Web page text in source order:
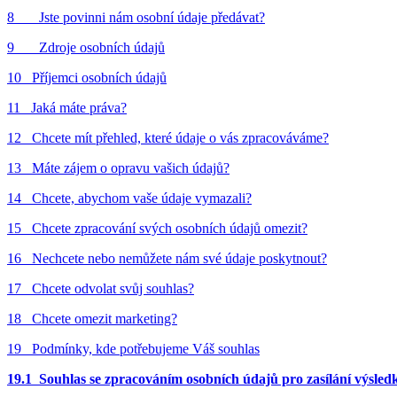
8 Jste povinni nám osobní údaje předávat?
9 Zdroje osobních údajů
10 Příjemci osobních údajů
11 Jaká máte práva?
12 Chcete mít přehled, které údaje o vás zpracováváme?
13 Máte zájem o opravu vašich údajů?
14 Chcete, abychom vaše údaje vymazali?
15 Chcete zpracování svých osobních údajů omezit?
16 Nechcete nebo nemůžete nám své údaje poskytnout?
17 Chcete odvolat svůj souhlas?
18 Chcete omezit marketing?
19 Podmínky, kde potřebujeme Váš souhlas
19.1 Souhlas se zpracováním osobních údajů pro zasílání